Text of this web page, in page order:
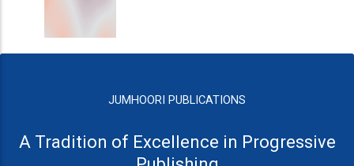
JUMHOORI PUBLICATIONS
A Tradition of Excellence in Progressive